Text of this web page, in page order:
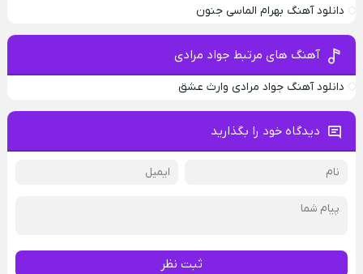
دانلود آهنگ بهرام الماسی جنون
آهنگ های مرتبط جواد مرادی
دانلود آهنگ جواد مرادی وارث عشق
دیدگاه خود را بگذارید
ثبت نظر